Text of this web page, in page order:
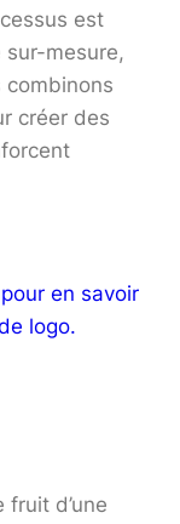
est
sur-mesure,
combinons
créer des
en savoir
logo.
d’une